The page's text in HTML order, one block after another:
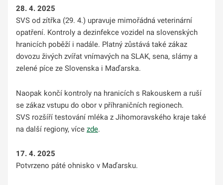
28. 4. 2025
SVS od zítřka (29. 4.) upravuje mimořádná veterinární
opatření. Kontroly a dezinfekce vozidel na slovenských
hranicích poběží i nadále. Platný zůstává také zákaz
dovozu živých zvířat vnímavých na SLAK, sena, slámy a
zelené píce ze Slovenska i Maďarska.
Naopak končí kontroly na hranicích s Rakouskem a ruší
se zákaz vstupu do obor v příhraničních regionech.
SVS rozšíří testování mléka z Jihomoravského kraje také
na další regiony, více zde.
17. 4. 2025
Potvrzeno páté ohnisko v Maďarsku.